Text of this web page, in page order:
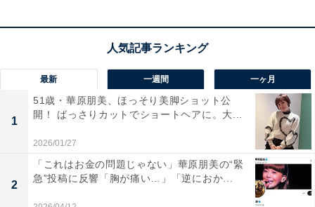
最新 一週間 一ヶ月
1
51歳・華原朋美、ほっそり美脚ショット公
開！ ばっさりカットでショートヘアに。大...
2026/01/27
2
「これはお金の問題じゃない」華原朋美の“緊
急”投稿に反響「胸が痛い…」「逆におか...